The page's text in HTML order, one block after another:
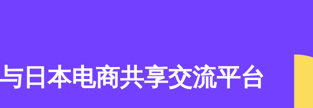
日本电商共享交流平台